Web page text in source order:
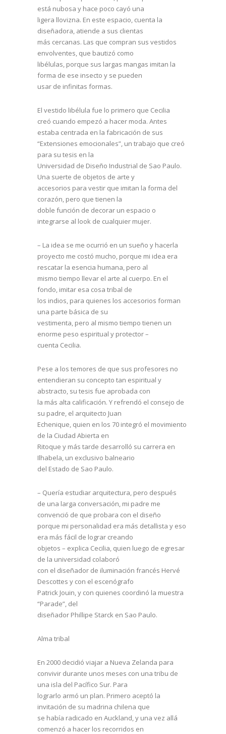
está nubosa y hace poco cayó una
ligera llovizna. En este espacio, cuenta la
diseñadora, atiende a sus clientas
más cercanas. Las que compran sus vestidos
envolventes, que bautizó como
libélulas, porque sus largas mangas imitan la
forma de ese insecto y se pueden
usar de infinitas formas.
El vestido libélula fue lo primero que Cecilia
creó cuando empezó a hacer moda. Antes
estaba centrada en la fabricación de sus
“Extensiones emocionales”, un trabajo que creó
para su tesis en la
Universidad de Diseño Industrial de Sao Paulo.
Una suerte de objetos de arte y
accesorios para vestir que imitan la forma del
corazón, pero que tienen la
doble función de decorar un espacio o
integrarse al look de cualquier mujer.
– La idea se me ocurrió en un sueño y hacerla
proyecto me costó mucho, porque mi idea era
rescatar la esencia humana, pero al
mismo tiempo llevar el arte al cuerpo. En el
fondo, imitar esa cosa tribal de
los indios, para quienes los accesorios forman
una parte básica de su
vestimenta, pero al mismo tiempo tienen un
enorme peso espiritual y protector –
cuenta Cecilia.
Pese a los temores de que sus profesores no
entendieran su concepto tan espiritual y
abstracto, su tesis fue aprobada con
la más alta calificación. Y refrendó el consejo de
su padre, el arquitecto Juan
Echenique, quien en los 70 integró el movimiento
de la Ciudad Abierta en
Ritoque y más tarde desarrolló su carrera en
Ilhabela, un exclusivo balneario
del Estado de Sao Paulo.
– Quería estudiar arquitectura, pero después
de una larga conversación, mi padre me
convenció de que probara con el diseño
porque mi personalidad era más detallista y eso
era más fácil de lograr creando
objetos – explica Cecilia, quien luego de egresar
de la universidad colaboró
con el diseñador de iluminación francés Hervé
Descottes y con el escenógrafo
Patrick Jouin, y con quienes coordinó la muestra
“Parade”, del
diseñador Phillipe Starck en Sao Paulo.
Alma tribal
En 2000 decidió viajar a Nueva Zelanda para
convivir durante unos meses con una tribu de
una isla del Pacífico Sur. Para
lograrlo armó un plan. Primero aceptó la
invitación de su madrina chilena que
se había radicado en Auckland, y una vez allá
comenzó a hacer los recorridos en